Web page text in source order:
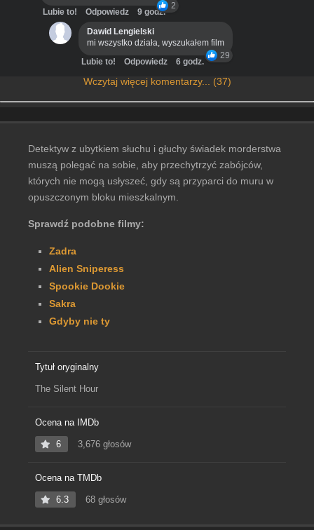
2
Lubie to! Odpowiedz
9 godz.
Dawid Lengielski
mi wszystko działa, wyszukałem film
29
Lubie to! Odpowiedz 6 godz.
Wczytaj więcej komentarzy... (37)
Detektyw z ubytkiem słuchu i głuchy świadek morderstwa
muszą polegać na sobie, aby przechytrzyć zabójców,
których nie mogą usłyszeć, gdy są przyparci do muru w
opuszczonym bloku mieszkalnym.
Sprawdź podobne filmy:
Zadra
Alien Sniperess
Spookie Dookie
Sakra
Gdyby nie ty
Tytuł oryginalny
The Silent Hour
Ocena na IMDb
6 3,676 głosów
Ocena na TMDb
6.3 68 głosów